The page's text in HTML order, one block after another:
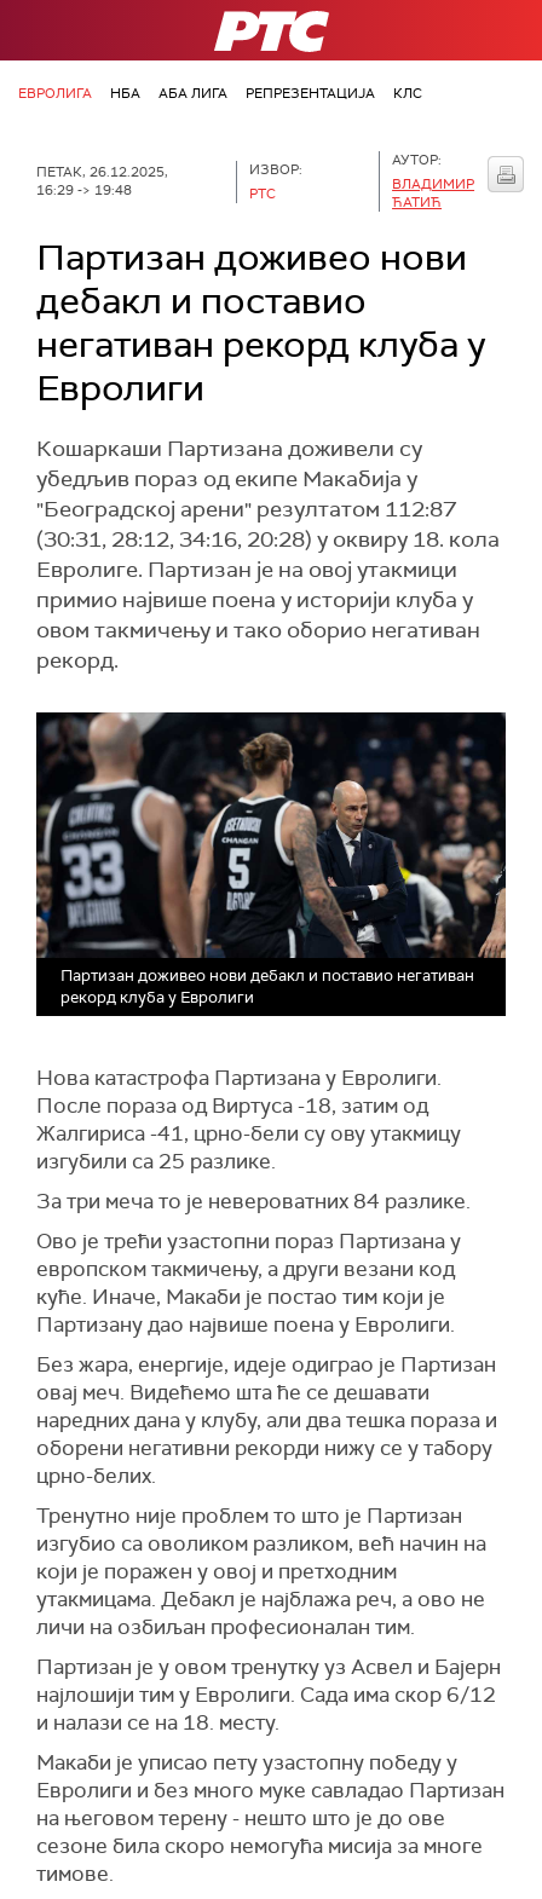
РТС
ЕВРОЛИГА НБА АБА ЛИГА РЕПРЕЗЕНТАЦИЈА КЛС
ПЕТАК, 26.12.2025,
16:29 -> 19:48
ИЗВОР:
РТС
АУТОР:
ВЛАДИМИР
ЋАТИЋ
Партизан доживео нови
дебакл и поставио
негативан рекорд клуба у
Евролиги
Кошаркаши Партизана доживели су
убедљив пораз од екипе Макабија у
"Београдској арени" резултатом 112:87
(30:31, 28:12, 34:16, 20:28) у оквиру 18. кола
Евролиге. Партизан је на овој утакмици
примио највише поена у историји клуба у
овом такмичењу и тако оборио негативан
рекорд.
Партизан доживео нови дебакл и поставио негативан
рекорд клуба у Евролиги
Нова катастрофа Партизана у Евролиги.
После пораза од Виртуса -18, затим од
Жалгириса -41, црно-бели су ову утакмицу
изгубили са 25 разлике.
За три меча то је невероватних 84 разлике.
Ово је трећи узастопни пораз Партизана у
европском такмичењу, а други везани код
куће. Иначе, Макаби је постао тим који је
Партизану дао највише поена у Евролиги.
Без жара, енергије, идеје одиграо је Партизан
овај меч. Видећемо шта ће се дешавати
наредних дана у клубу, али два тешка пораза и
оборени негативни рекорди нижу се у табору
црно-белих.
Тренутно није проблем то што је Партизан
изгубио са оволиком разликом, већ начин на
који је поражен у овој и претходним
утакмицама. Дебакл је најблажа реч, а ово не
личи на озбиљан професионалан тим.
Партизан је у овом тренутку уз Асвел и Бајерн
најлошији тим у Евролиги. Сада има скор 6/12
и налази се на 18. месту.
Макаби је уписао пету узастопну победу у
Евролиги и без много муке савладао Партизан
на његовом терену - нешто што је до ове
сезоне била скоро немогућа мисија за многе
тимове.